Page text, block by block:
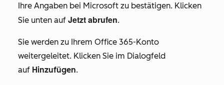
Ihre Angaben bei Microsoft zu bestätigen. Klicken
Sie unten auf Jetzt abrufen.
Sie werden zu Ihrem Office 365-Konto
weitergeleitet. Klicken Sie im Dialogfeld
auf Hinzufügen.